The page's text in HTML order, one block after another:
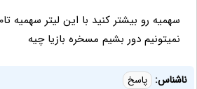
نمیتونیم دور بشیم مسخره بازیا چیه
ناشناس: پاسخ